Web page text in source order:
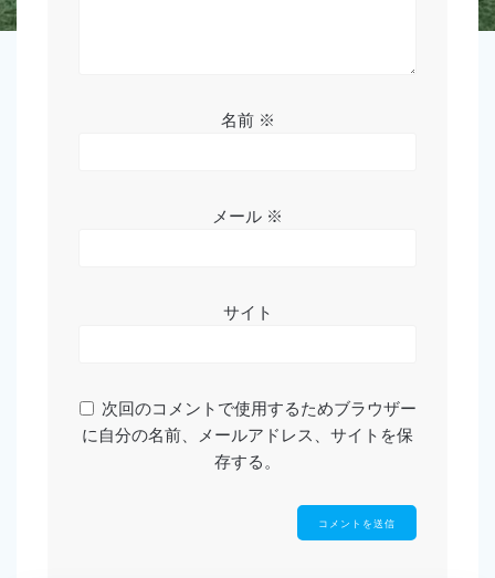
名前 ※
メール ※
サイト
次回のコメントで使用するためブラウザー
に自分の名前、メールアドレス、サイトを保
存する。